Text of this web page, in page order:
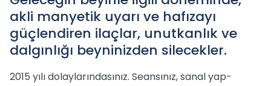
akli manyetik uyarı ve hafızayı
güçlendiren ilaçlar, unutkanlık ve
dalgınlığı beyninizden silecekler.
2015 yılı dolaylarındasınız. Seansınız, sanal yap-